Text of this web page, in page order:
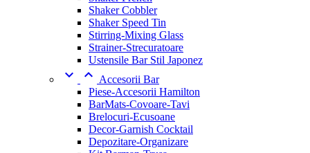
Shaker Cobbler
Shaker Speed Tin
Stirring-Mixing Glass
Strainer-Strecuratoare
Ustensile Bar Stil Japonez
  Accesorii Bar
Piese-Accesorii Hamilton
BarMats-Covoare-Tavi
Brelocuri-Ecusoane
Decor-Garnish Cocktail
Depozitare-Organizare